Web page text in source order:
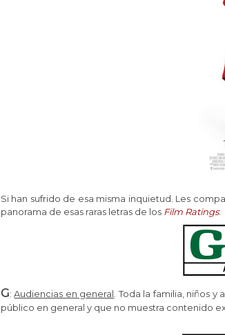
Si han sufrido de esa misma inquietud. Les
panorama de esas raras letras de los Film Ratings:
G:Audiencias en general. Toda la familia, niños y
público en general y que no muestra contenido